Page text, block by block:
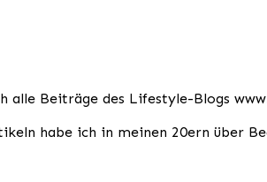
alle Beiträge des Lifestyle-Blogs
habe ich in meinen 20ern über